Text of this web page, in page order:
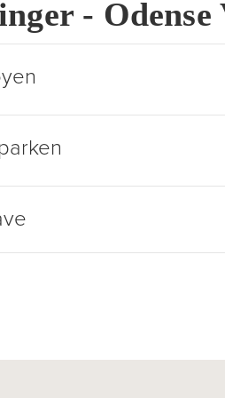
- Odense